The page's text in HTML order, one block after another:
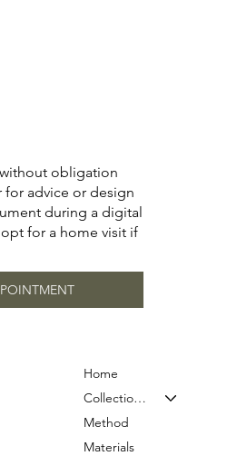
Home
Collection & Prices
Method
Materials
obligation
advice or design
during a digital
for a home visit if